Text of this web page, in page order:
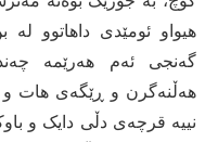
هیواو ئومێدی داهاتوو
گەنجی ئەم هەرێمە
هەڵنەگرن و ڕێگەی هات و
نییە قرچەی دڵی دایک و